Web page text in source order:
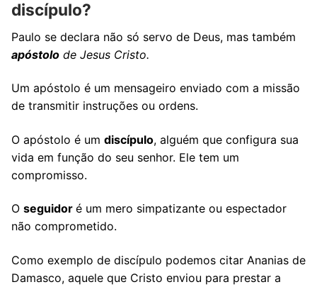
discípulo?
Paulo se declara não só servo de Deus, mas também
apóstolo de Jesus Cristo.
Um apóstolo é um mensageiro enviado com a missão
de transmitir instruções ou ordens.
O apóstolo é um discípulo, alguém que configura sua
vida em função do seu senhor. Ele tem um
compromisso.
O seguidor é um mero simpatizante ou espectador
não comprometido.
Como exemplo de discípulo podemos citar Ananias de
Damasco, aquele que Cristo enviou para prestar a